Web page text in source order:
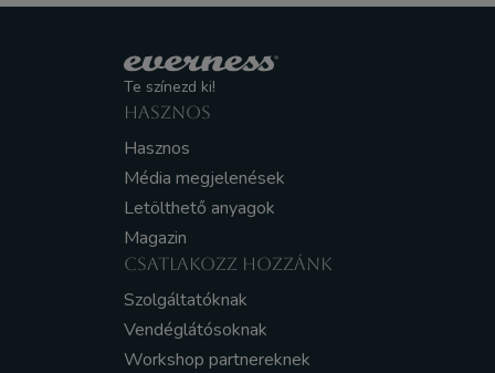
Te színezd ki!
HASZNOS
Hasznos
Média megjelenések
Letölthető anyagok
Magazin
CSATLAKOZZ HOZZÁNK
Szolgáltatóknak
Vendéglátósoknak
Workshop partnereknek